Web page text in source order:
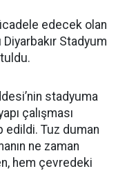
edecek olan
Diyarbakır Stadyum
stadyuma
çalışması
edildi. Tuz duman
ne zaman
hem çevredeki